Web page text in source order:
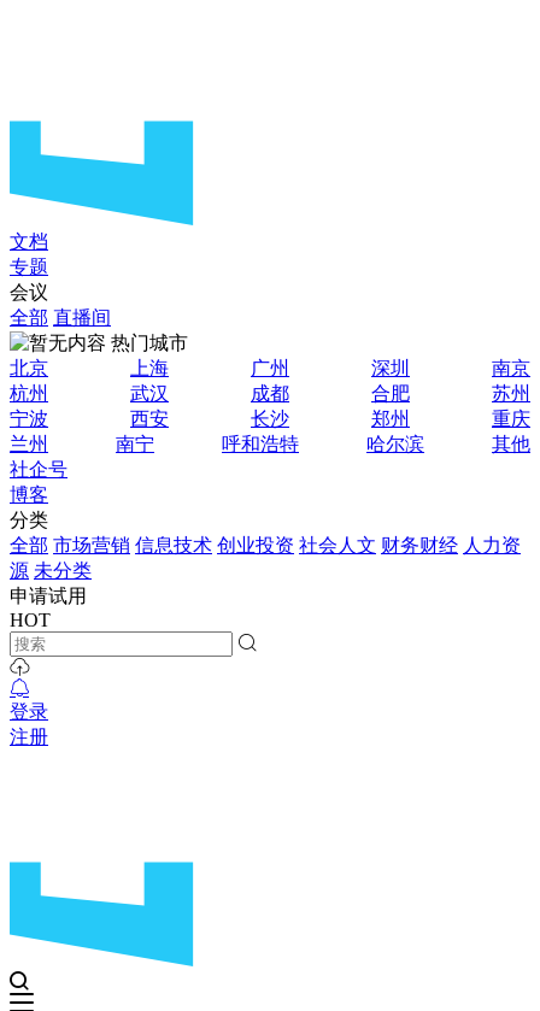
文档
专题
会议
全部 直播间
热门城市
北京
上海 广州 深圳
南京
杭州
武汉 成都 合肥
苏州
宁波
西安 长沙 郑州
重庆
兰州
南宁 呼和浩特 哈尔滨
其他
社企号
博客
分类
全部 市场营销 信息技术 创业投资 社会人文 财务财经 人力资
源 未分类
申请试用
HOT
登录
注册